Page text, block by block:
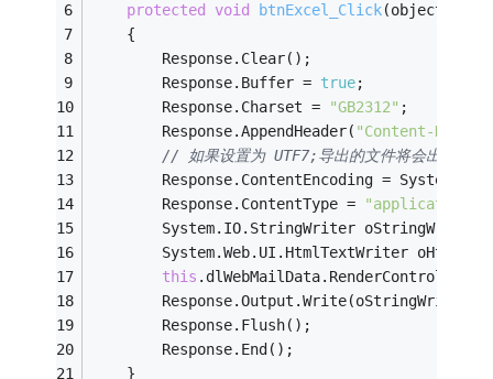
protected
void btnExcel_Click(object
    {
        Response.Clear();
        Response.Buffer =
true;
        Response.Charset =
"GB2312" ;
        Response.AppendHeader(
"Content-
// 如果设置为 UTF7;导出的文件将会出现乱码
Response.ContentEncoding =
        Response.ContentType =
"application/
System.IO.StringWriter oStringWriter
System.Web.UI.HtmlTextWriter
this
        Response.Flush();
        Response.End();
    }